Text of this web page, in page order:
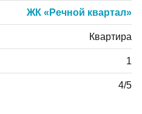
ЖК «Речной квартал»
Квартира
1
4/5